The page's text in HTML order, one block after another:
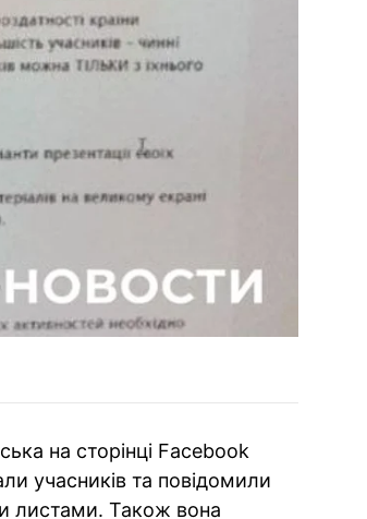
на сторінці Facebook
учасників та повідомили
листами. Також вона